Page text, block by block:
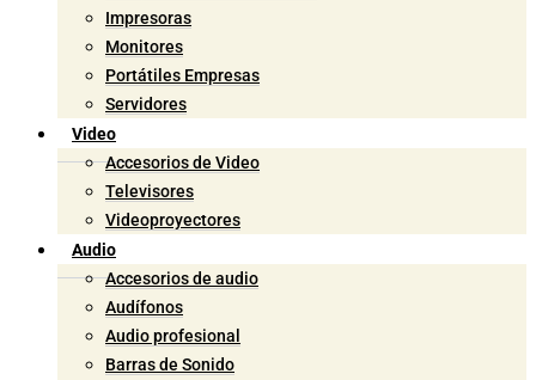
Impresoras
Monitores
Portátiles Empresas
Servidores
Video
Accesorios de Video
Televisores
Videoproyectores
Audio
Accesorios de audio
Audífonos
Audio profesional
Barras de Sonido